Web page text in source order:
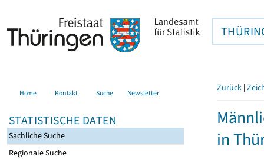
Home Kontakt Suche Newsletter
STATISTISCHE DATEN
Sachliche Suche
Regionale Suche
Zurück |
in